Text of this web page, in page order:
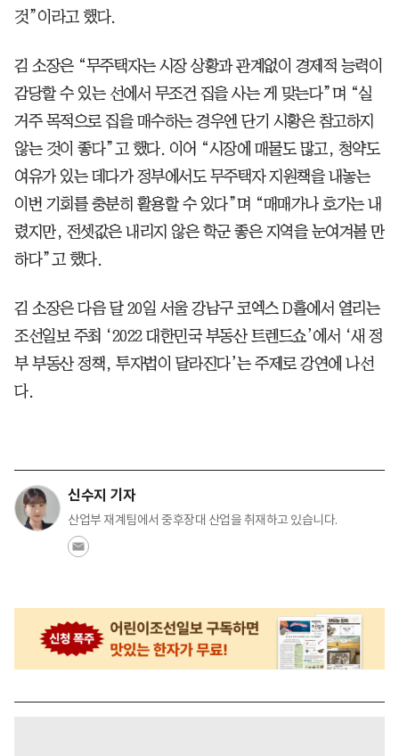
것”이라고 했다.
김 소장은 “무주택자는 시장 상황과 관계없이 경제적 능력이
감당할 수 있는 선에서 무조건 집을 사는 게 맞는다”며 “실
거주 목적으로 집을 매수하는 경우엔 단기 시황은 참고하지
않는 것이 좋다”고 했다. 이어 “시장에 매물도 많고, 청약도
여유가 있는 데다가 정부에서도 무주택자 지원책을 내놓는
이번 기회를 충분히 활용할 수 있다”며 “매매가나 호가는 내
렸지만, 전셋값은 내리지 않은 학군 좋은 지역을 눈여겨볼 만
하다”고 했다.
김 소장은 다음 달 20일 서울 강남구 코엑스 D홀에서 열리는
조선일보 주최 ‘2022 대한민국 부동산 트렌드쇼’에서 ‘새 정
부 부동산 정책, 투자법이 달라진다’는 주제로 강연에 나선
다.
신수지 기자
산업부 재계팀에서 중후장대 산업을 취재하고 있습니다.